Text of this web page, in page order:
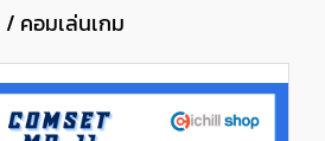
/ คอมเล่นเกม